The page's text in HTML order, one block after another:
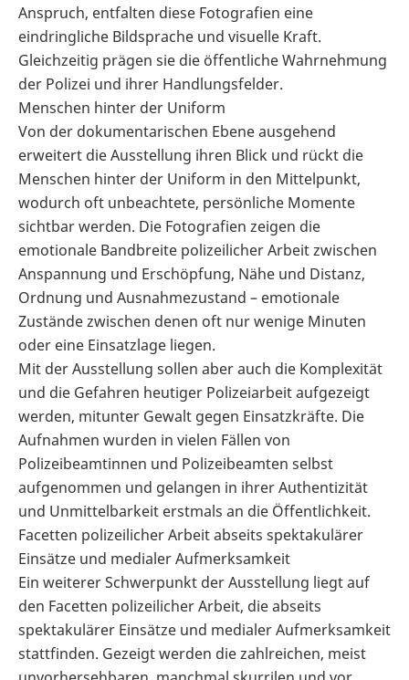
Anspruch, entfalten diese Fotografien eine
eindringliche Bildsprache und visuelle Kraft.
Gleichzeitig prägen sie die öffentliche Wahrnehmung
der Polizei und ihrer Handlungsfelder.
Menschen hinter der Uniform
Von der dokumentarischen Ebene ausgehend
erweitert die Ausstellung ihren Blick und rückt die
Menschen hinter der Uniform in den Mittelpunkt,
wodurch oft unbeachtete, persönliche Momente
sichtbar werden. Die Fotografien zeigen die
emotionale Bandbreite polizeilicher Arbeit zwischen
Anspannung und Erschöpfung, Nähe und Distanz,
Ordnung und Ausnahmezustand – emotionale
Zustände zwischen denen oft nur wenige Minuten
oder eine Einsatzlage liegen.
Mit der Ausstellung sollen aber auch die Komplexität
und die Gefahren heutiger Polizeiarbeit aufgezeigt
werden, mitunter Gewalt gegen Einsatzkräfte. Die
Aufnahmen wurden in vielen Fällen von
Polizeibeamtinnen und Polizeibeamten selbst
aufgenommen und gelangen in ihrer Authentizität
und Unmittelbarkeit erstmals an die Öffentlichkeit.
Facetten polizeilicher Arbeit abseits spektakulärer
Einsätze und medialer Aufmerksamkeit
Ein weiterer Schwerpunkt der Ausstellung liegt auf
den Facetten polizeilicher Arbeit, die abseits
spektakulärer Einsätze und medialer Aufmerksamkeit
stattfinden. Gezeigt werden die zahlreichen, meist